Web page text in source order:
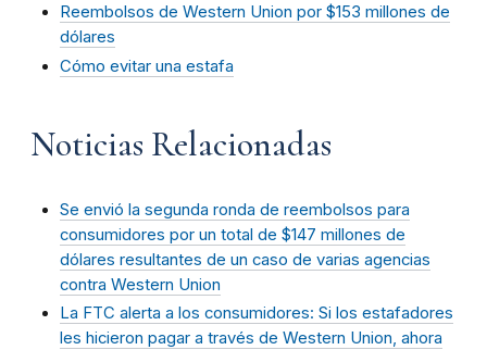
Reembolsos de Western Union por $153 millones de
dólares
Cómo evitar una estafa
Noticias Relacionadas
Se envió la segunda ronda de reembolsos para
consumidores por un total de $147 millones de
dólares resultantes de un caso de varias agencias
contra Western Union
La FTC alerta a los consumidores: Si los estafadores
les hicieron pagar a través de Western Union, ahora